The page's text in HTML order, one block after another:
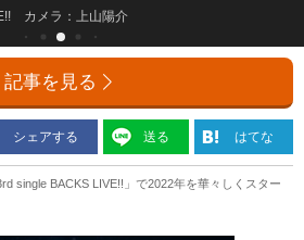
カメラ：上山陽介
記事を見る
シェアする 送る はてな
single BACKS LIVE!!」で2022年を華々しくスター